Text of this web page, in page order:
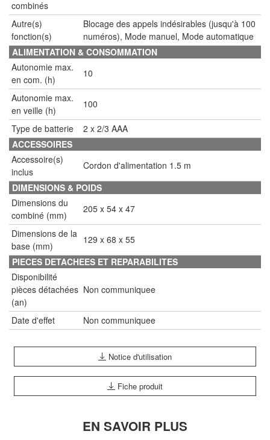
combinés
Autre(s)
fonction(s)
Blocage des appels indésirables (jusqu'à 100
numéros), Mode manuel, Mode automatique
ALIMENTATION & CONSOMMATION
Autonomie max.
en com. (h)
10
Autonomie max.
en veille (h)
100
Type de batterie
2 x 2/3 AAA
ACCESSOIRES
Accessoire(s)
inclus
Cordon d'alimentation 1.5 m
DIMENSIONS & POIDS
Dimensions du
combiné (mm)
205 x 54 x 47
Dimensions de la
base (mm)
129 x 68 x 55
PIECES DETACHEES ET REPARABILITES
Disponibilité
pièces détachées
(an)
Non communiquee
Date d'effet Non communiquee
Notice d'utilisation
Fiche produit
EN SAVOIR PLUS